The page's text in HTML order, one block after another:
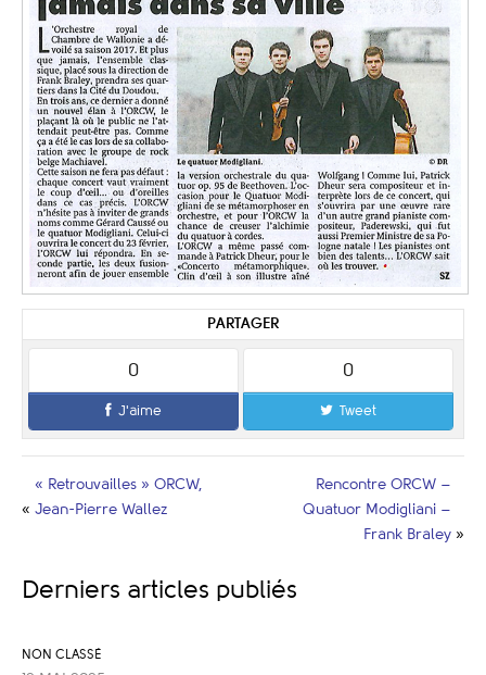
PARTAGER
0
J'aime
0
Tweet
«
« Retrouvailles » ORCW,
Jean-Pierre Wallez
Rencontre ORCW –
Quatuor Modigliani –
Frank Braley »
Derniers articles publiés
NON CLASSÉ